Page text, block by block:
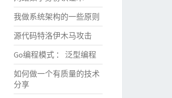
我做系统架构的一些原则
源代码特洛伊木马攻击
Go编程模式 ： 泛型编程
如何做一个有质量的技术
分享